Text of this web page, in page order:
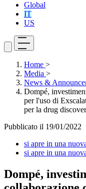
Global
IT
US
Home >
Media >
News &
Dompé,
per l'uso di
per la drug
Pubblicato il 19/01/2022
si apre in una
si apre in una
Dompé,